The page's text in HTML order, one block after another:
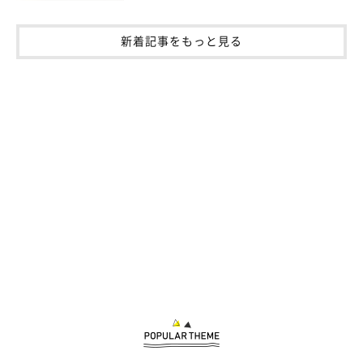
なのは、共感できる猫飼いさんも多いのではないでしょうか。
サンルームで眠るつむぎちゃん
新着記事をもっと見る